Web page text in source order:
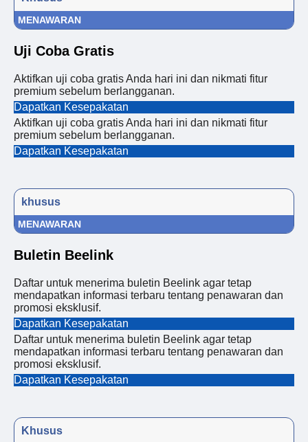
MENAWARAN
Uji Coba Gratis
Aktifkan uji coba gratis Anda hari ini dan nikmati fitur
premium sebelum berlangganan.
Dapatkan Kesepakatan
Aktifkan uji coba gratis Anda hari ini dan nikmati fitur
premium sebelum berlangganan.
Dapatkan Kesepakatan
khusus
MENAWARAN
Buletin Beelink
Daftar untuk menerima buletin Beelink agar tetap
mendapatkan informasi terbaru tentang penawaran dan
promosi eksklusif.
Dapatkan Kesepakatan
Daftar untuk menerima buletin Beelink agar tetap
mendapatkan informasi terbaru tentang penawaran dan
promosi eksklusif.
Dapatkan Kesepakatan
Khusus